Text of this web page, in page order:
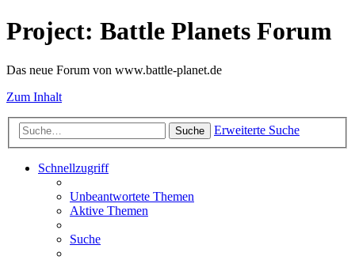
Project: Battle Planets Forum
Das neue Forum von www.battle-planet.de
Zum Inhalt
Suche Erweiterte Suche
Schnellzugriff
Unbeantwortete Themen
Aktive Themen
Suche